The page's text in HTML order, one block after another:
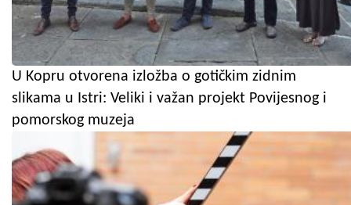
U Kopru otvorena izložba o gotičkim zidnim
slikama u Istri: Veliki i važan projekt Povijesnog i
pomorskog muzeja